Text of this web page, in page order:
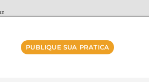
PUBLIQUE SUA PRATICA